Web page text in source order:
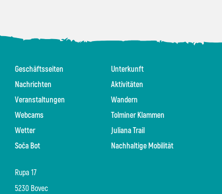
Rupa 17
5230 Bovec
Geschäftsseiten
Nachrichten
Veranstaltungen
Webcams
Wetter
Soča Bot
Unterkunft
Aktivitäten
Wandern
Tolminer Klammen
Juliana Trail
Nachhaltige Mobilität